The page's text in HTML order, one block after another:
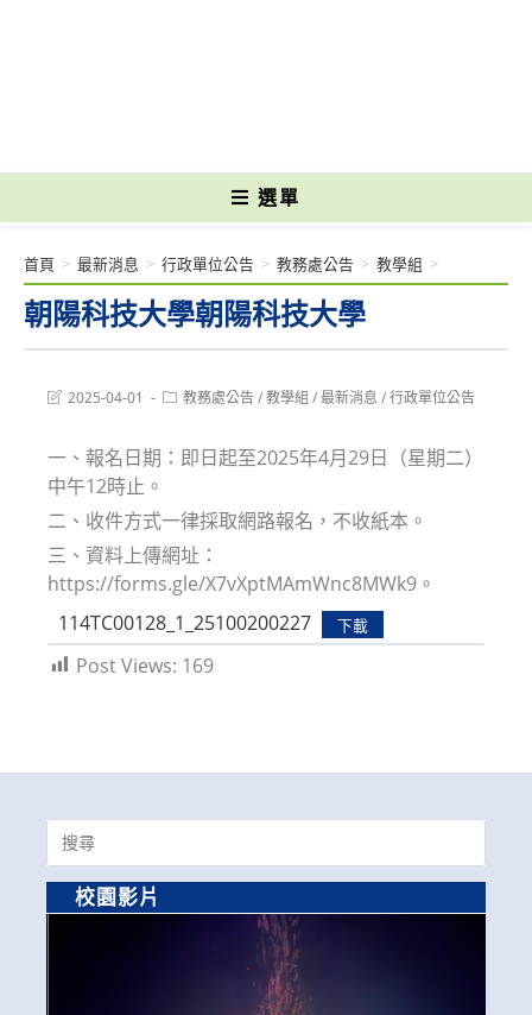
選單
朝陽科技大學朝陽科技大學
首頁 > 最新消息 > 行政單位公告 > 教務處公告 > 教學組 >
Post2025-04-01
Post教務處公告/教學組 /最新消息 /行政單位公告
一、報名日期：即日起至2025年4月29日（星期二）
中午12時止。
二、收件方式一律採取網路報名，不收紙本。
三、資料上傳網址：
https://forms.gle/X7vXptMAmWnc8MWk9。
114TC00128_1_25100200227
下載
Post Views: 169
Search
for:
校園影片